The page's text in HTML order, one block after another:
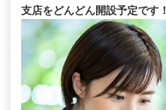
支店をどんどん開設予定です！